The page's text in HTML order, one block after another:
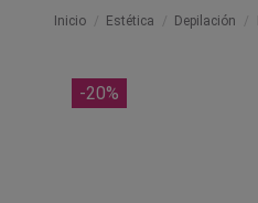
Inicio Estética Depilación
-20%